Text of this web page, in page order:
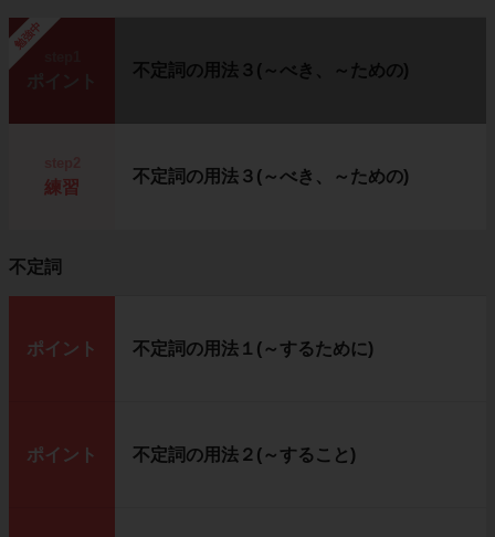
勉強中
不定詞の用法３(～べき、～ための)
練習
不定詞の用法３(～べき、～ための)
不定詞
ポイント 不定詞の用法１(～するために)
ポイント 不定詞の用法２(～すること)